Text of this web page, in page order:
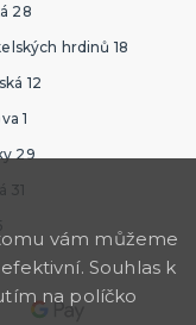
28
hrdinů 18
12
1
29
31
vám můžeme
Souhlas k
na políčko